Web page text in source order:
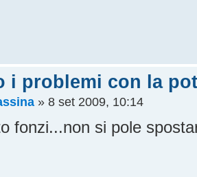
i problemi con la
» 8 set 2009, 10:14
fonzi...non si pole